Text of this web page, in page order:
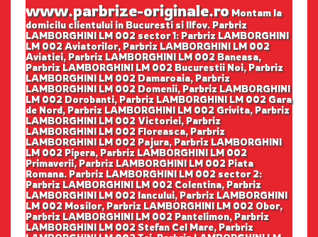
www.parbrize-originale.roMontam la
domicilu clientului in Bucuresti si Ilfov. Parbriz
LAMBORGHINI LM 002 sector 1: Parbriz LAMBORGHINI
LM 002 Aviatorilor, Parbriz LAMBORGHINI LM 002
Aviatiei, Parbriz LAMBORGHINI LM 002 Baneasa,
Parbriz LAMBORGHINI LM 002 Bucurestii Noi, Parbriz
LAMBORGHINI LM 002 Damaroaia, Parbriz
LAMBORGHINI LM 002 Domenii, Parbriz LAMBORGHINI
LM 002 Dorobanti, Parbriz LAMBORGHINI LM 002 Gara
de Nord, Parbriz LAMBORGHINI LM 002 Grivita, Parbriz
LAMBORGHINI LM 002 Victoriei, Parbriz
LAMBORGHINI LM 002 Floreasca, Parbriz
LAMBORGHINI LM 002 Pajura, Parbriz LAMBORGHINI
LM 002 Pipera, Parbriz LAMBORGHINI LM 002
Primaverii, Parbriz LAMBORGHINI LM 002 Piata
Romana. Parbriz LAMBORGHINI LM 002 sector 2:
Parbriz LAMBORGHINI LM 002 Colentina, Parbriz
LAMBORGHINI LM 002 Iancului, Parbriz LAMBORGHINI
LM 002 Mosilor, Parbriz LAMBORGHINI LM 002 Obor,
Parbriz LAMBORGHINI LM 002 Pantelimon, Parbriz
LAMBORGHINI LM 002 Stefan Cel Mare, Parbriz